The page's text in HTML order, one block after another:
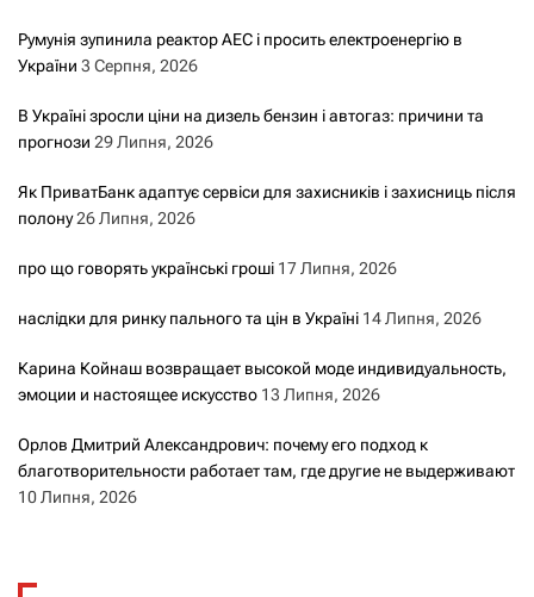
Румунія зупинила реактор АЕС і просить електроенергію в
України 3 Серпня, 2026
В Україні зросли ціни на дизель бензин і автогаз: причини та
прогнози 29 Липня, 2026
Як ПриватБанк адаптує сервіси для захисників і захисниць після
полону26 Липня, 2026
про що говорять українські гроші 17 Липня, 2026
наслідки для ринку пального та цін в Україні 14 Липня, 2026
Карина Койнаш возвращает высокой моде индивидуальность,
эмоции и настоящее искусство 13 Липня, 2026
Орлов Дмитрий Александрович: почему его подход к
благотворительности работает там, где другие не выдерживают
10 Липня, 2026